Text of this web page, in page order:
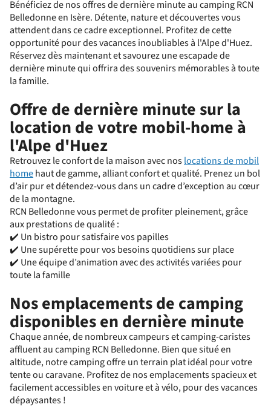
Bénéficiez de nos offres de dernière minute au camping RCN
Belledonne en Isère. Détente, nature et découvertes vous
attendent dans ce cadre exceptionnel. Profitez de cette
opportunité pour des vacances inoubliables à l'Alpe d'Huez.
Réservez dès maintenant et savourez une escapade de
dernière minute qui offrira des souvenirs mémorables à toute
la famille.
Offre de dernière minute sur la
location de votre mobil-home à
l'Alpe d'Huez
Retrouvez le confort de la maison avec noslocations de mobil
homehaut de gamme, alliant confort et qualité. Prenez un bol
d’air pur et détendez-vous dans un cadre d’exception au cœur
de la montagne.
RCN Belledonne vous permet de profiter pleinement, grâce
aux prestations de qualité :
✔️ Un bistro pour satisfaire vos papilles
✔️ Une supérette pour vos besoins quotidiens sur place
✔️ Une équipe d’animation avec des activités variées pour
toute la famille
Nos emplacements de camping
disponibles en dernière minute
Chaque année, de nombreux campeurs et camping-caristes
affluent au camping RCN Belledonne. Bien que situé en
altitude, notre camping offre un terrain plat idéal pour votre
tente ou caravane. Profitez de nos emplacements spacieux et
facilement accessibles en voiture et à vélo, pour des vacances
dépaysantes !